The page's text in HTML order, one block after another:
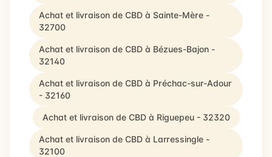
Achat et livraison de CBD à Sainte-Mère -
32700
Achat et livraison de CBD à Bézues-Bajon -
32140
Achat et livraison de CBD à Préchac-sur-Adour
- 32160
Achat et livraison de CBD à Riguepeu - 32320
Achat et livraison de CBD à Larressingle -
32100